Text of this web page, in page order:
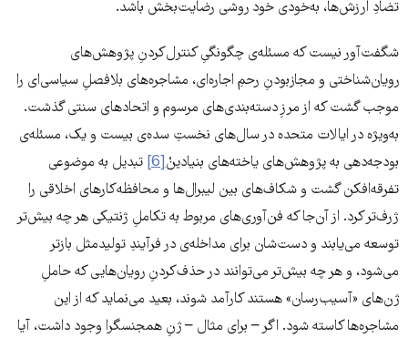
تضادِ ارزش‌ها، به‌خودی خود روشی رضایت‌بخش باشد.
شگفت‌آور نیست که مسئله‌ی چگونگیِ کنترل‌کردنِ پژوهش‌های
رویان‌شناختی و مجازبودنِ رحمِ اجاره‌ای، مشاجره‌های بلافصلِ سیاسی‌ای را
موجب گشت که از مرزِ دسته‌بندی‌های مرسوم و اتحادهای سنتی گذشت.
به‌ویژه در ایالات متحده در سال‌های نخستِ سده‌ی بیست و یک، مسئله‌ی
بودجه‌دهی به پژوهش‌های یاخته‌های بنیادینْ[6]
تبدیل به موضوعی
تفرقه‌افکن گشت و شکاف‌های بین لیبرال‌ها و محافظه‌کارهای اخلاقی را
ژرف‌تر کرد. از آن‌جا که فن‌آوری‌های مربوط به تکاملِ ژنتیکی هر چه بیش‌تر
توسعه می‌یابند و دست‌شان برای مداخله‌ی در فرآیندِ تولیدمثل بازتر
می‌شود، و هر چه بیش‌تر می‌توانند در حذف‌کردنِ رویان‌هایی که حاملِ
ژن‌های «آسیب‌رسان» هستند کارآمد شوند، بعید می‌نماید که از این
مشاجره‌ها کاسته شود. اگر – برای مثال – ژنِ همجنسگرا وجود داشت، آیا